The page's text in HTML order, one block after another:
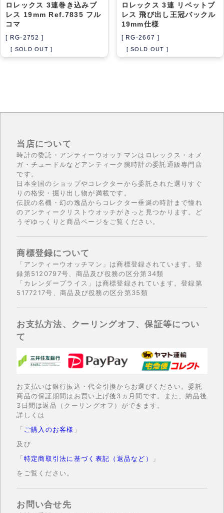
ロレックス 3連巻き込みブ
レス 19mm Ref.7835 フル
コマ
[ RG-2752 ]
[ SOLD OUT ]
ロレックス 3連 リベットブ
レス 飛び出し王冠バックル
19mm仕様
[ RG-2667 ]
[ SOLD OUT ]
当店について
時計の委託・アンティーウオッチマンはロレックス・オメ
ガ・チュードルなどアンティーク腕時計の委託通販専門店
です。
日本全国のショップやコレクターから委託された選りすぐ
りの格安・掘り出し物が満載です。
伝説の名機・幻の逸品からコレクター垂涎の時計まで憧れ
のアンティークリストウオッチがきっと見つかります。ど
うぞゆっくりと商品ページをご覧ください。
商標登録について
「アンティーウオッチマン」は商標登録されています。登
録第5120797号、商品及び役務の区分第34類
「カレンダープライス」は商標登録されています。登録第
5177217号、商品及び役務の区分第35類
お支払方法、クーリングオフ、保証等につい
て
お支払いは銀行振込・代金引換からお選びください。委託
商品の保証期間はお買い上げ後3ヵ月間です。また、納品後
3日間は返品（クーリングオフ）ができます。
詳しくは
「 ご購入のお客様 」
及び
「特定商取引法に基づく表記（返品など）
」
をご覧ください。
お問い合せ先